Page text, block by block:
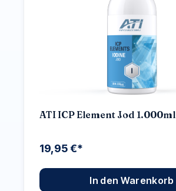
ATI ICP Element Jod 1.000ml
19,95 €*
In den Warenkorb